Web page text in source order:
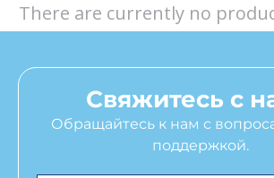
There are currently no
Свяжитесь с
Обращайтесь к нам с
поддержкой.